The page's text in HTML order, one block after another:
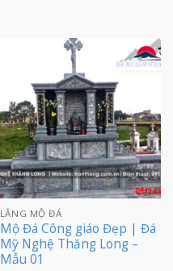
LĂNG MỘ ĐÁ
Mộ Đá Công giáo Đẹp | Đá
Mỹ Nghệ Thăng Long –
Mẫu 01